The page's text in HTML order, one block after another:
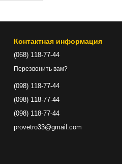
Контактная информация
(068) 118-77-44
Перезвонить вам?
(098) 118-77-44
(098) 118-77-44
(098) 118-77-44
provetro33@gmail.com